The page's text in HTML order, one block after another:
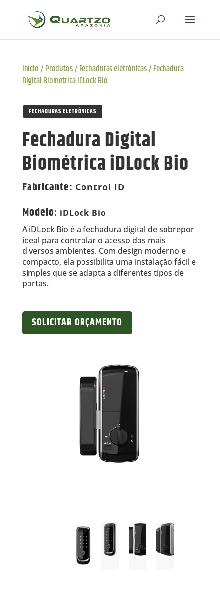
Início/Produtos/Fechaduras eletrônicas/Fechadura
Digital Biométrica iDLock Bio
FECHADURAS ELETRÔNICAS
Fechadura Digital
Biométrica iDLock Bio
Fabricante: Control iD
Modelo: iDLock Bio
A iDLock Bio é a fechadura digital de sobrepor
ideal para controlar o acesso dos mais
diversos ambientes. Com design moderno e
compacto, ela possibilita uma instalação fácil e
simples que se adapta a diferentes tipos de
portas.
SOLICITAR ORÇAMENTO